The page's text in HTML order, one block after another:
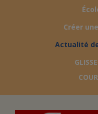
Créer
Actualité